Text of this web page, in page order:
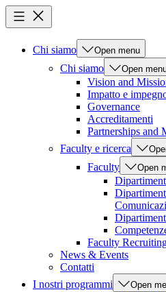
Chi siamo Open menu
Chi siamo Open
Vision and
Impatto e
Governance
Accreditamenti
Partnerships and
Faculty e ricerca
Faculty Open
Faculty
News & Events
Contatti
I nostri programmi
Open